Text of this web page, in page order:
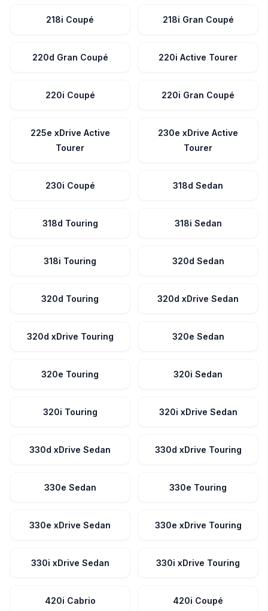
218i Coupé 218i Gran Coupé
220d Gran Coupé 220i Active Tourer
220i Coupé 220i Gran Coupé
225e xDrive Active
Tourer
230e xDrive Active
Tourer
230i Coupé 318d Sedan
318d Touring 318i Sedan
318i Touring 320d Sedan
320d Touring 320d xDrive Sedan
320d xDrive Touring 320e Sedan
320e Touring 320i Sedan
320i Touring 320i xDrive Sedan
330d xDrive Sedan 330d xDrive Touring
330e Sedan 330e Touring
330e xDrive Sedan 330e xDrive Touring
330i xDrive Sedan 330i xDrive Touring
420i Cabrio 420i Coupé